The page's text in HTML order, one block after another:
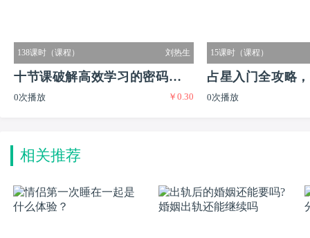
138课时（课程） 刘热生
十节课破解高效学习的密码实现
普通生到尖子生的逆袭
0次播放 ￥0.30
15课时（课程）
占星入门全攻略
又有闲的迷人职业
0次播放
相关推荐